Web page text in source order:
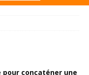
pour concaténer une